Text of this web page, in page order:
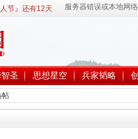
节』还有12天
圣 思想星空 兵家韬略
帖